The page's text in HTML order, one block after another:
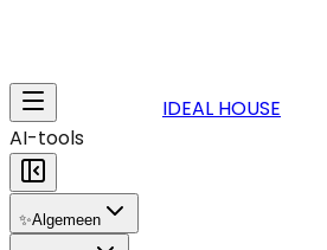
IDEAL HOUSE
AI-tools
✨Algemeen